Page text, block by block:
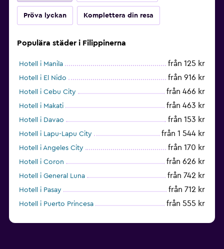
Pröva lyckan Komplettera din resa
Populära städer i Filippinerna
Hotell i Manila från 125 kr
Hotell i El Nido från 916 kr
Hotell i Cebu City från 466 kr
Hotell i Makati från 463 kr
Hotell i Davao från 153 kr
Hotell i Lapu-Lapu City från 1 544 kr
Hotell i Angeles City från 170 kr
Hotell i Coron från 626 kr
Hotell i General Luna från 742 kr
Hotell i Pasay från 712 kr
Hotell i Puerto Princesa från 555 kr